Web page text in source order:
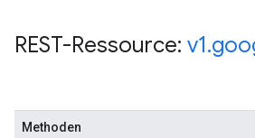
REST-Ressource: v1.
Methoden